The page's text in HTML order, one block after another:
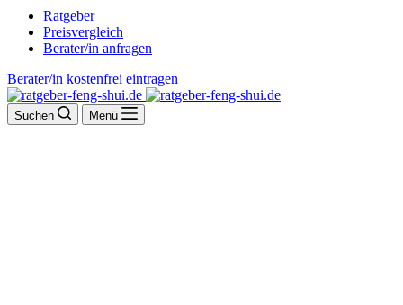
Ratgeber
Preisvergleich
Berater/in anfragen
Berater/in kostenfrei eintragen
Suchen Menü